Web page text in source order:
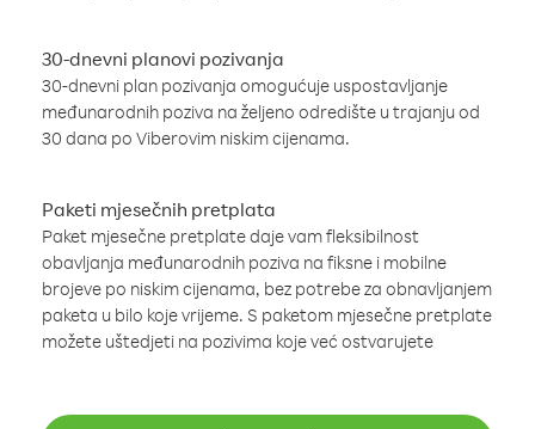
30-dnevni planovi pozivanja
30-dnevni plan pozivanja omogućuje uspostavljanje
međunarodnih poziva na željeno odredište u trajanju od
30 dana po Viberovim niskim cijenama.
Paketi mjesečnih pretplata
Paket mjesečne pretplate daje vam fleksibilnost
obavljanja međunarodnih poziva na fiksne i mobilne
brojeve po niskim cijenama, bez potrebe za obnavljanjem
paketa u bilo koje vrijeme. S paketom mjesečne pretplate
možete uštedjeti na pozivima koje već ostvarujete